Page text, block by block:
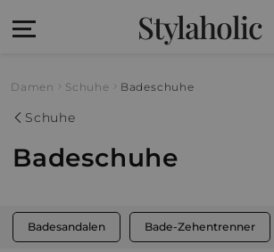
Stylaholic
Damen Schuhe Badeschuhe
Schuhe
Badeschuhe
Badesandalen Bade-Zehentrenner